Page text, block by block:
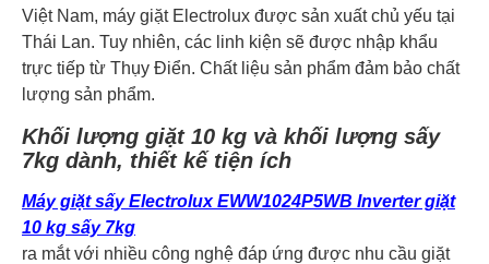
Việt Nam, máy giặt Electrolux được sản xuất chủ yếu tại
Thái Lan. Tuy nhiên, các linh kiện sẽ được nhập khẩu
trực tiếp từ Thụy Điển. Chất liệu sản phẩm đảm bảo chất
lượng sản phẩm.
Khối lượng giặt 10 kg và khối lượng sấy
7kg dành, thiết kế tiện ích
Máy giặt sấy Electrolux EWW1024P5WB Inverter giặt
10 kg sấy 7kg
ra mắt với nhiều công nghệ đáp ứng được nhu cầu giặt